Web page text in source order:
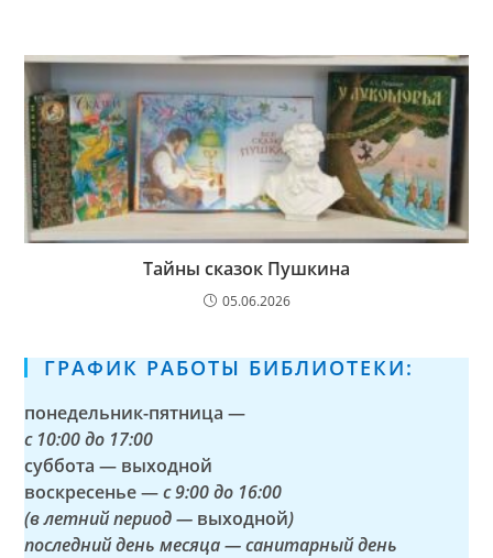
Тайны сказок Пушкина
05.06.2026
ГРАФИК РАБОТЫ БИБЛИОТЕКИ:
понедельник-пятница —
с 10:00 до 17:00
суббота — выходной
воскресенье —с 9:00 до 16:00
(в летний период — выходной)
последний день месяца — санитарный день